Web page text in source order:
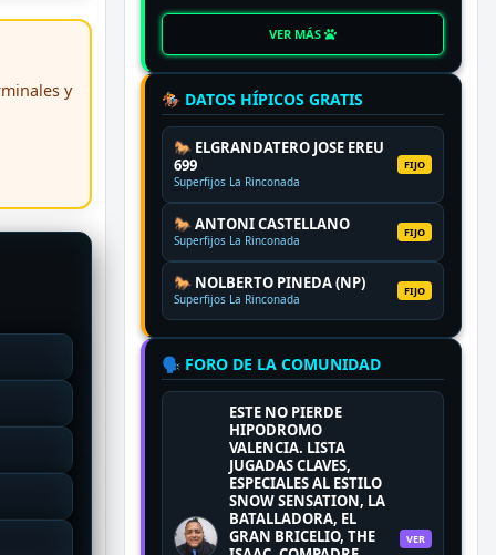
y
VER MÁS
🏇 DATOS HÍPICOS GRATIS
🐎 ELGRANDATERO JOSE EREU
699
Superfijos La Rinconada
FIJO
🐎 ANTONI CASTELLANO
Superfijos La Rinconada
FIJO
🐎 NOLBERTO PINEDA (NP)
Superfijos La Rinconada
FIJO
🗣️ FORO DE LA COMUNIDAD
ESTE NO PIERDE
HIPODROMO
VALENCIA. LISTA
JUGADAS CLAVES,
ESPECIALES AL ESTILO
SNOW SENSATION, LA
BATALLADORA, EL
GRAN BRICELIO, THE
VER